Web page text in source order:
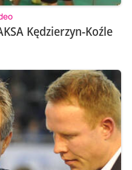
Kędzierzyn-Koźle